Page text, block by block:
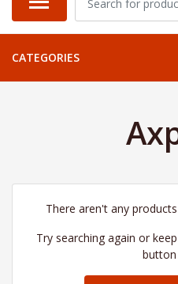
CATEGORIES
There aren't any
Try searching again or